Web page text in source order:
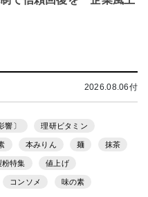
2026.08.06付
響〕 理研ビタミン
本みりん 麺 抹茶
粉特集 値上げ
コンソメ 味の素